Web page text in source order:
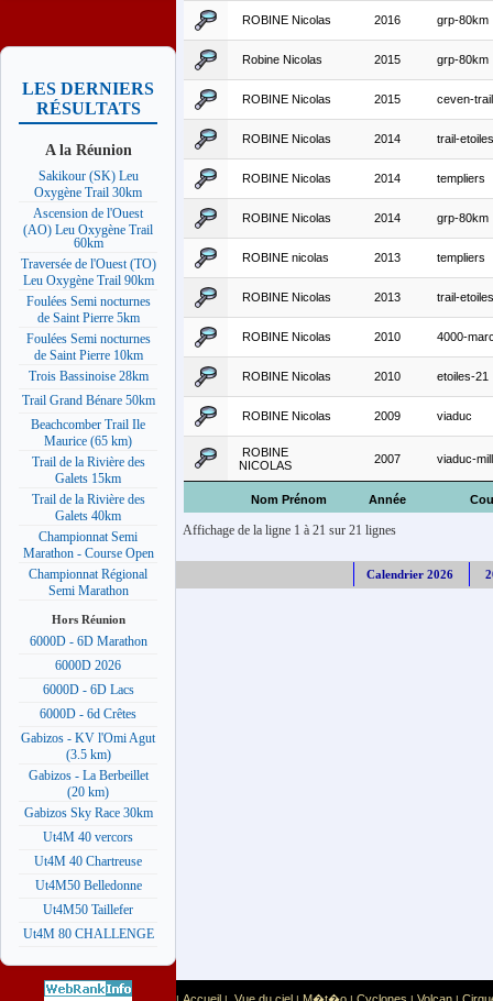
LES DERNIERS
RÉSULTATS
A la Réunion
Sakikour (SK) Leu
Oxygène Trail 30km
Ascension de l'Ouest
(AO) Leu Oxygène Trail
60km
Traversée de l'Ouest (TO)
Leu Oxygène Trail 90km
Foulées Semi nocturnes
de Saint Pierre 5km
Foulées Semi nocturnes
de Saint Pierre 10km
Trois Bassinoise 28km
Trail Grand Bénare 50km
Beachcomber Trail Ile
Maurice (65 km)
Trail de la Rivière des
Galets 15km
Trail de la Rivière des
Galets 40km
Championnat Semi
Marathon - Course Open
Championnat Régional
Semi Marathon
Hors Réunion
6000D - 6D Marathon
6000D 2026
6000D - 6D Lacs
6000D - 6d Crêtes
Gabizos - KV l'Omi Agut
(3.5 km)
Gabizos - La Berbeillet
(20 km)
Gabizos Sky Race 30km
Ut4M 40 vercors
Ut4M 40 Chartreuse
Ut4M50 Belledonne
Ut4M50 Taillefer
Ut4M 80 CHALLENGE
Nom Prénom Année
ROBINE Nicolas 2016 grp-80km
Robine Nicolas 2015 grp-80km
ROBINE Nicolas 2015 ceven-
ROBINE Nicolas 2014 trail-
ROBINE Nicolas 2014 templiers
ROBINE Nicolas 2014 grp-80km
ROBINE nicolas 2013 templiers
ROBINE Nicolas 2013 trail-
ROBINE Nicolas 2010 4000-
ROBINE Nicolas 2010 etoiles-21
ROBINE Nicolas 2009 viaduc
ROBINE
NICOLAS
2007 viaduc-
Affichage de la ligne 1 à 21 sur 21 lignes
Calendrier 2026